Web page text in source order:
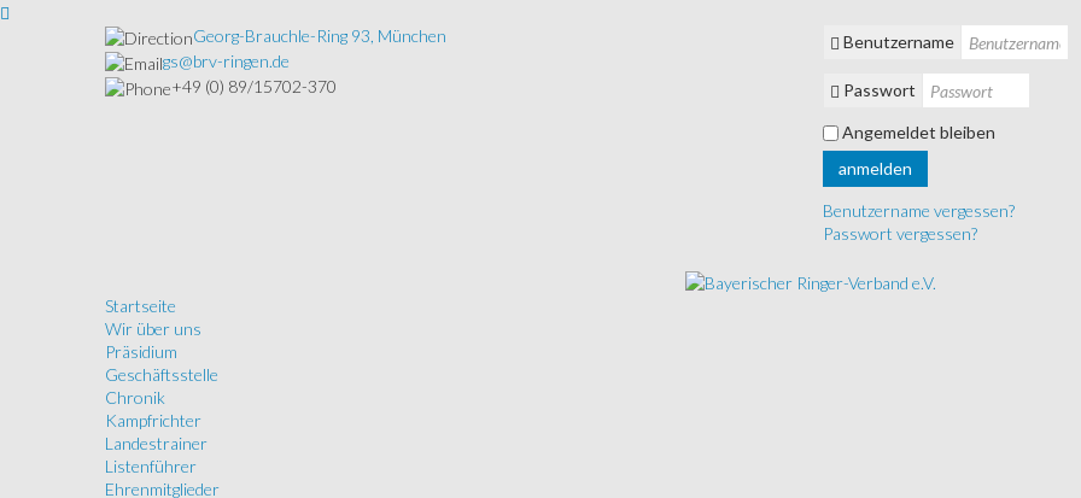
Georg-Brauchle-Ring 93, München
gs@brv-ringen.de
+49 (0) 89/15702-370
Benutzername
Passwort
Angemeldet bleiben
anmelden
Benutzername vergessen?
Passwort vergessen?
Startseite
Wir über uns
Präsidium
Geschäftsstelle
Chronik
Kampfrichter
Landestrainer
Listenführer
Ehrenmitglieder